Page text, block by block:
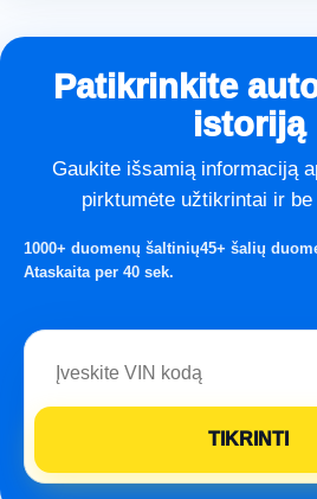
Patikrinkite
istoriją
Gaukite išsamią informaciją
pirktumėte užtikrintai ir be
1000+ duomenų šaltinių45+ šalių
Ataskaita per 40 sek.